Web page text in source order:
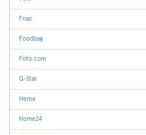
Fnac
Foodbag
Foto.com
G-Star
Hema
Home24